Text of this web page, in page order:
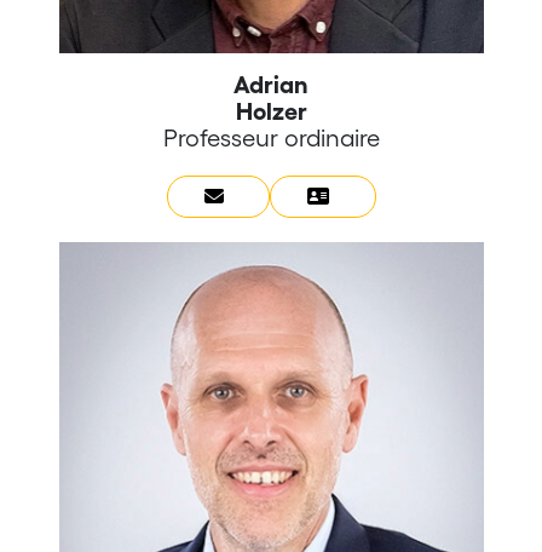
Adrian
Holzer
Professeur ordinaire